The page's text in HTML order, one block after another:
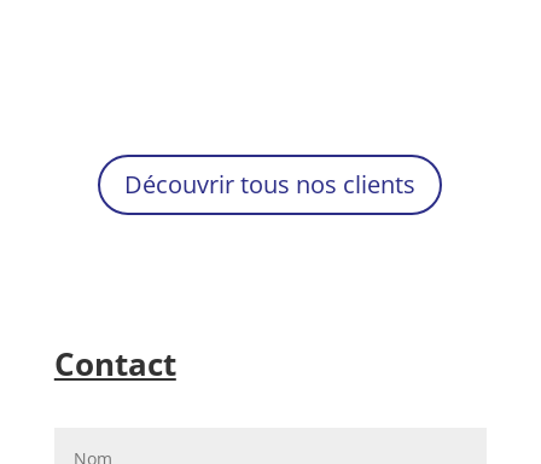
Découvrir tous nos clients
Contact